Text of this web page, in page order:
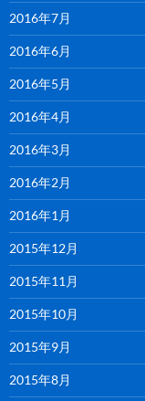
2016年7月
2016年6月
2016年5月
2016年4月
2016年3月
2016年2月
2016年1月
2015年12月
2015年11月
2015年10月
2015年9月
2015年8月